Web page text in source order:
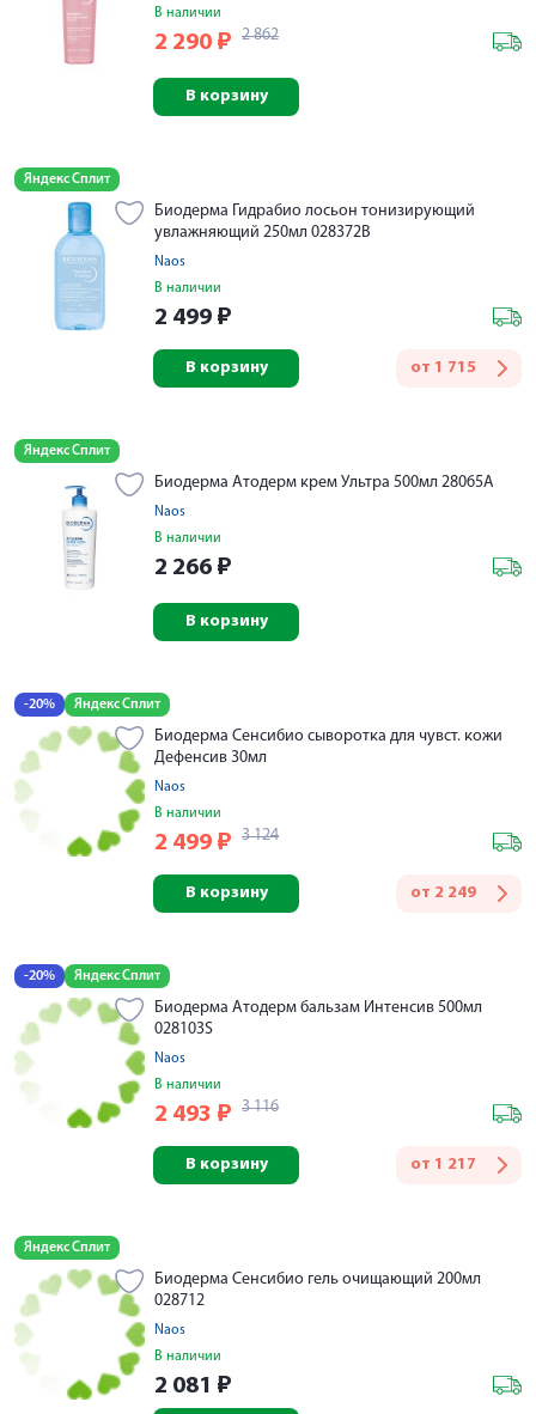
В наличии
2 290 ₽ 2 862
В корзину
Яндекс Сплит
Биодерма Гидрабио лосьон тонизирующий
увлажняющий 250мл 028372B
Naos
В наличии
2 499 ₽
от 1 715
В корзину
Яндекс Сплит
Биодерма Атодерм крем Ультра 500мл 28065A
Naos
В наличии
2 266 ₽
В корзину
-20% Яндекс Сплит
Биодерма Сенсибио сыворотка для чувст. кожи
Дефенсив 30мл
Naos
В наличии
2 499 ₽ 3 124
от 2 249
В корзину
-20% Яндекс Сплит
Биодерма Атодерм бальзам Интенсив 500мл
028103S
Naos
В наличии
2 493 ₽ 3 116
от 1 217
В корзину
Яндекс Сплит
Биодерма Сенсибио гель очищающий 200мл
028712
Naos
В наличии
2 081 ₽